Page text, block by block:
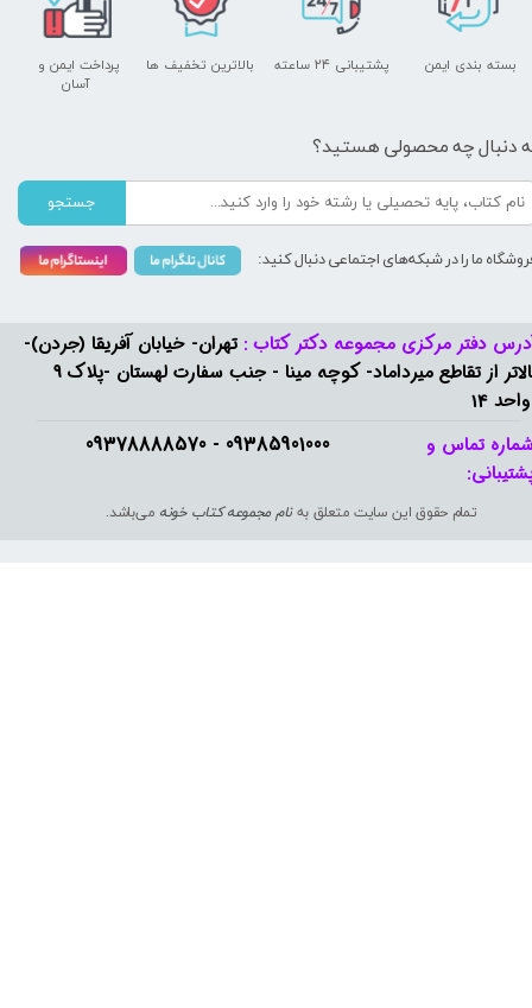
09385901000 - 09378888570​​​​​​​
دفتر مرکزی مجموعه دکتر کتاب : تهران- خیابان آفریقا (جردن)-
بالاتر از تقاطع میرداماد- کوچه مینا - جنب سفارت لهستان -پلاک 9
14
تمام حقوق این سایت متعلق بهنام مجموعه کتاب خونه می‌باشد.
تماس و
پشتیبانی ۲۴ ساعته
پرداخت ایمن و ​​​​​​​
آسان
بسته بندی ایمن بالاترین تخفیف ها
دنبال چه محصولی هستید؟
جستجو
ما را در شبکه‌های اجتماعی دنبال کنید: